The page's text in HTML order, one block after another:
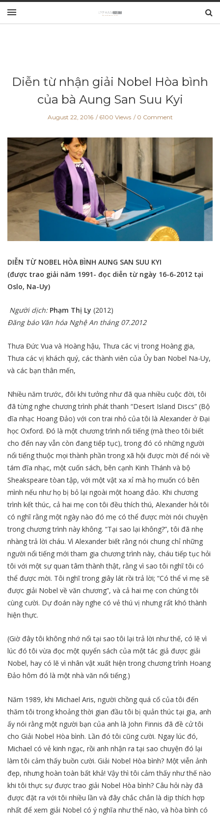
Diễn từ nhận giải Nobel Hòa bình
của bà Aung San Suu Kyi
August 22, 2016 6100 Views 0 Comment
DIỄN TỪ NOBEL HÒA BÌNH AUNG SAN SUU KYI
(được trao giải năm 1991- đọc diễn từ ngày 16-6-2012 tại
Oslo, Na-Uy)
Người dịch:Phạm Thị Ly (2012)
Đăng báo Văn hóa Nghệ An tháng 07.2012
Thưa Đức Vua và Hoàng hậu, Thưa các vị trong Hoàng gia,
Thưa các vị khách quý, các thành viên của Ủy ban Nobel Na-Uy,
và các bạn thân mến,
Nhiều năm trước, đôi khi tưởng như đã qua nhiều cuộc đời, tôi
đã từng nghe chương trình phát thanh “Desert Island Discs” (Bộ
dĩa nhạc Hoang Đảo) với con trai nhỏ của tôi là Alexander ở Đại
học Oxford. Đó là một chương trình nổi tiếng (mà theo tôi biết
cho đến nay vẫn còn đang tiếp tục), trong đó có những người
nổi tiếng thuộc mọi thành phần trong xã hội được mời để nói về
tám đĩa nhạc, một cuốn sách, bên cạnh Kinh Thánh và bộ
Sheakspeare tòan tập, với một vật xa xỉ mà họ muốn có bên
mình nếu như họ bị bỏ lại ngoài một hoang đảo. Khi chương
trình kết thúc, cả hai mẹ con tôi đều thích thú, Alexander hỏi tôi
có nghĩ rằng một ngày nào đó mẹ có thể được mời nói chuyện
trong chương trình này không. “Tại sao lại không?”, tôi đã nhẹ
nhàng trả lời cháu. Vì Alexander biết rằng nói chung chỉ những
người nổi tiếng mới tham gia chương trình này, cháu tiếp tục hỏi
tôi với một sự quan tâm thành thật, rằng vì sao tôi nghĩ tôi có
thể được mời. Tôi nghĩ trong giây lát rồi trả lời; “Có thể vì mẹ sẽ
được giải Nobel về văn chương”, và cả hai mẹ con chúng tôi
cùng cười. Dự đoán này nghe có vẻ thú vị nhưng rất khó thành
hiện thực.
(Giờ đây tôi không nhớ nổi tại sao tôi lại trả lời như thế, có lẽ vì
lúc đó tôi vừa đọc một quyển sách của một tác giả được giải
Nobel, hay có lẽ vì nhân vật xuất hiện trong chương trình Hoang
Đảo hôm đó là một nhà văn nổi tiếng.)
Năm 1989, khi Michael Aris, người chồng quá cố của tôi đến
thăm tôi trong khoảng thời gian đầu tôi bị quản thúc tại gia, anh
ấy nói rằng một người bạn của anh là John Finnis đã đề cử tôi
cho Giải Nobel Hòa bình. Lần đó tôi cũng cười. Ngay lúc đó,
Michael có vẻ kinh ngạc, rồi anh nhận ra tại sao chuyện đó lại
làm tôi cảm thấy buồn cười. Giải Nobel Hòa bình? Một viễn ảnh
đẹp, nhưng hoàn toàn bất khả! Vậy thì tôi cảm thấy như thế nào
khi tôi thực sự được trao giải Nobel Hòa bình? Câu hỏi này đã
được đặt ra với tôi nhiều lần và đây chắc chắn là dịp thích hợp
nhất để xem giải Nobel có ý nghĩa như thế nào, và hòa bình có